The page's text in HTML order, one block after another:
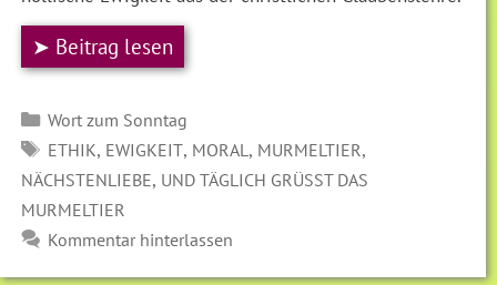
➤ Beitrag lesen
Kategorien
Wort zum Sonntag
SCHLAGWÖRTER
ETHIK, EWIGKEIT, MORAL, MURMELTIER,
NÄCHSTENLIEBE, UND TÄGLICH GRÜSST DAS M
URMELTIER
Kommentar hinterlassen